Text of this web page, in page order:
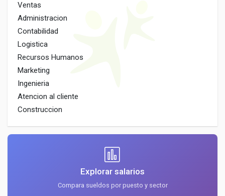
Ventas
Administracion
Contabilidad
Logistica
Recursos Humanos
Marketing
Ingenieria
Atencion al cliente
Construccion
Explorar salarios
Compara sueldos por puesto y sector